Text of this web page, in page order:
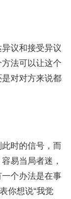
议和接受异议
法可以让这个
对对方来说都
时的信号，而
易当局者迷，
个办法是在事
你想说“我觉